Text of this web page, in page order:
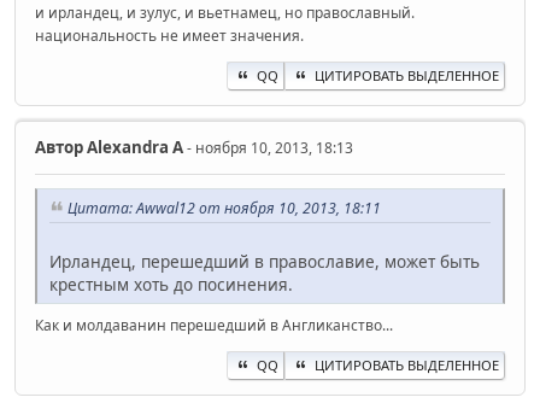
и ирландец, и зулус, и вьетнамец, но православный.
национальность не имеет значения.
QQ ЦИТИРОВАТЬ ВЫДЕЛЕННОЕ
АвторAlexandra A- ноября 10, 2013, 18:13
Цитата: Awwal12 от ноября 10, 2013, 18:11
Ирландец, перешедший в православие, может быть
крестным хоть до посинения.
Как и молдаванин перешедший в Англиканство...
QQ ЦИТИРОВАТЬ ВЫДЕЛЕННОЕ